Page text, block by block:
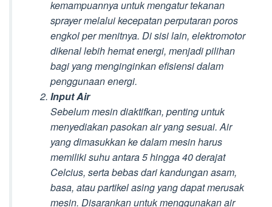
kemampuannya untuk mengatur tekanan
sprayer melalui kecepatan perputaran poros
engkol per menitnya. Di sisi lain, elektromotor
dikenal lebih hemat energi, menjadi pilihan
bagi yang menginginkan efisiensi dalam
penggunaan energi.
Input Air
Sebelum mesin diaktifkan, penting untuk
menyediakan pasokan air yang sesuai. Air
yang dimasukkan ke dalam mesin harus
memiliki suhu antara 5 hingga 40 derajat
Celcius, serta bebas dari kandungan asam,
basa, atau partikel asing yang dapat merusak
mesin. Disarankan untuk menggunakan air